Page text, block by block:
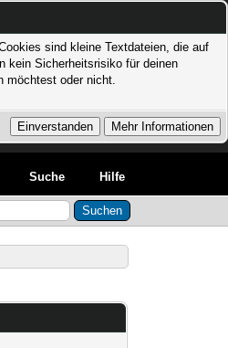
sind kleine Textdateien, die auf
kein Sicherheitsrisiko für deinen
möchtest oder nicht.
Suche Hilfe